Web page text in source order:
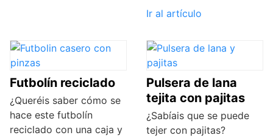
Ir al artículo
Futbolín reciclado
¿Queréis saber cómo se
hace este futbolín
reciclado con una caja y
Pulsera de lana
tejita con pajitas
¿Sabíais que se puede
tejer con pajitas?